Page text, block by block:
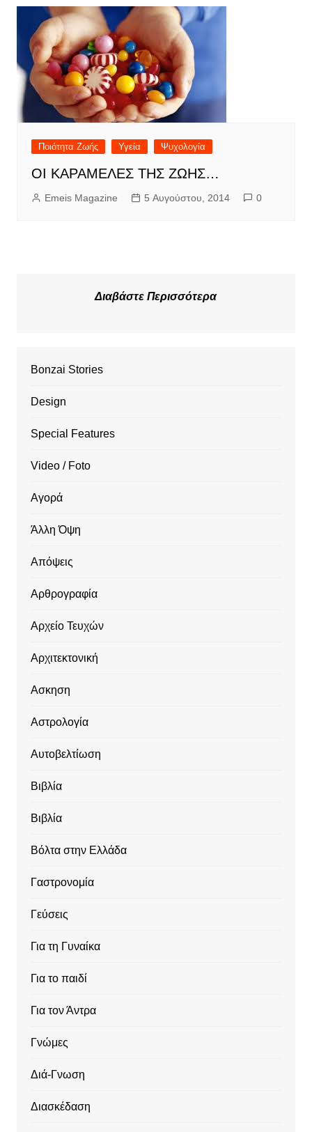
Ποιότητα Ζωής Υγεία Ψυχολογία
ΟΙ ΚΑΡΑΜΕΛΕΣ ΤΗΣ ΖΩΗΣ…
Emeis Magazine 5 Αυγούστου, 2014 0
Διαβάστε Περισσότερα
Bonzai Stories
Design
Special Features
Video / Foto
Αγορά
Άλλη Όψη
Απόψεις
Αρθρογραφία
Αρχείο Τευχών
Αρχιτεκτονική
Ασκηση
Αστρολογία
Αυτοβελτίωση
Βιβλία
Βιβλία
Βόλτα στην Ελλάδα
Γαστρονομία
Γεύσεις
Για τη Γυναίκα
Για το παιδί
Για τον Άντρα
Γνώμες
Διά-Γνωση
Διασκέδαση